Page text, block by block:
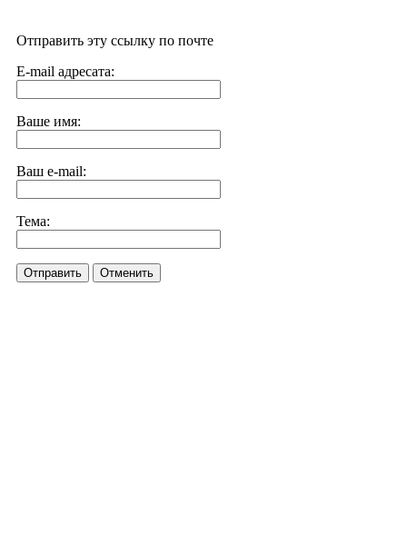
Отправить эту ссылку по почте
E-mail адресата:
Ваше имя:
Ваш e-mail:
Тема:
Отправить Отменить